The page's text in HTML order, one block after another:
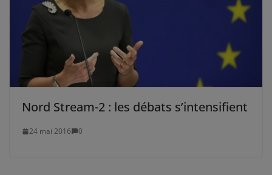
Nord Stream-2 : les débats s’intensifient
24 mai 2016 0